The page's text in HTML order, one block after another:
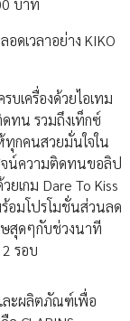
บาท
ดเวลาอย่าง KIKO
บเครื่องด้วยไอเทม
ทน รวมถึงเท็กซ์
ทุกคนสวยมั่นใจใน
จน์ความติดทนขอลิป
เกม Dare To Kiss
อมโปรโมชั่นส่วนลด
สุดๆกับช่วงนาที
รอบ
ละผลิตภัณฑ์เพื่อ